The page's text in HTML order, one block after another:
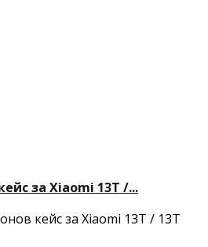
за Xiaomi 13T /...
кейс за Xiaomi 13T / 13T